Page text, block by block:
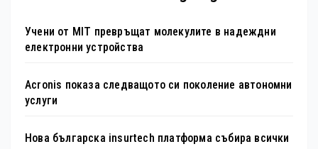
Учени от MIT превръщат молекулите в надеждни
електронни устройства
Acronis показа следващото си поколение автономни
услуги
Нова българска insurtech платформа събира всички